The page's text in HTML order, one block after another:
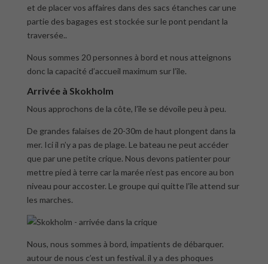
et de placer vos affaires dans des sacs étanches car une
partie des bagages est stockée sur le pont pendant la
traversée..
Nous sommes 20 personnes à bord et nous atteignons
donc la capacité d’accueil maximum sur l’île.
Arrivée à Skokholm
Nous approchons de la côte, l’île se dévoile peu à peu.
De grandes falaises de 20-30m de haut plongent dans la
mer. Ici il n’y a pas de plage. Le bateau ne peut accéder
que par une petite crique. Nous devons patienter pour
mettre pied à terre car la marée n’est pas encore au bon
niveau pour accoster. Le groupe qui quitte l’île attend sur
les marches.
Nous, nous sommes à bord, impatients de débarquer.
autour de nous c’est un festival. il y a des phoques